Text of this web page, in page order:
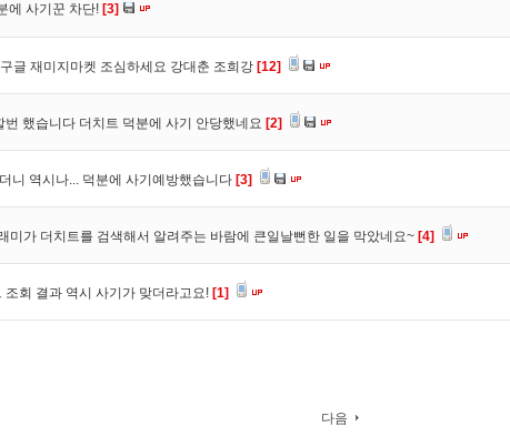
에 사기꾼 차단! [3]
글 재미지마켓 조심하세요 강대춘 조희강 [12]
번 했습니다 더치트 덕분에 사기 안당했네요 [2]
니 역시나... 덕분에 사기예방했습니다 [3]
미가 더치트를 검색해서 알려주는 바람에 큰일날뻔한 일을 막았네요~ [4]
회 결과 역시 사기가 맞더라고요! [1]
다음